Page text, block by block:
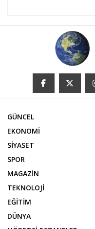
GÜNCEL
EKONOMİ
SİYASET
SPOR
MAGAZİN
TEKNOLOJİ
EĞİTİM
DÜNYA